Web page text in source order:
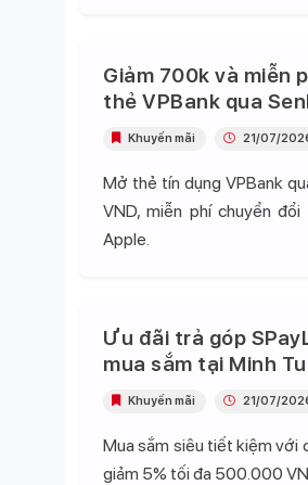
Giảm 700k và miễn
thẻ VPBank qua
Mở thẻ tín dụng VPBank
VND, miễn phí chuyển
Apple.
Khuyến mãi 21/07/
Ưu đãi trả góp
mua sắm tại Minh
Mua sắm siêu tiết kiệm với
giảm 5% tối đa 500.000
Khuyến mãi 21/07/